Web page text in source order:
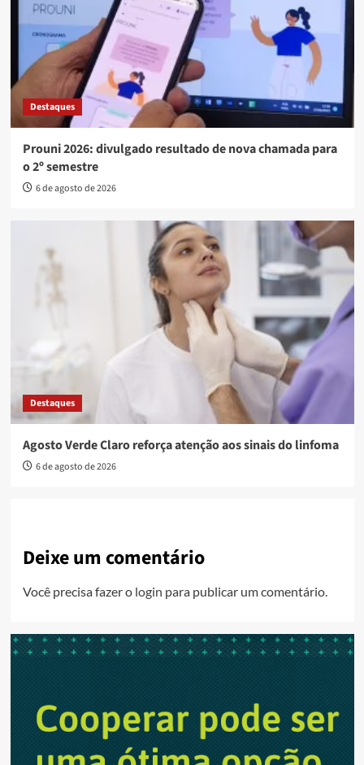
Destaques
Prouni 2026: divulgado resultado de nova chamada para
o 2º semestre
6 de agosto de 2026
Destaques
Agosto Verde Claro reforça atenção aos sinais do linfoma
6 de agosto de 2026
Deixe um comentário
Você precisa fazer o login para publicar um comentário.